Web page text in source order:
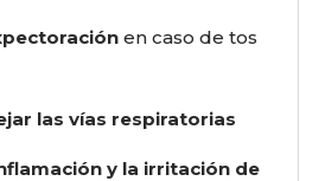
en caso de tos
las vías respiratorias
y la irritación de